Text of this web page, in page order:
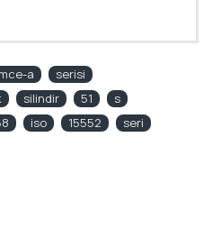
a
serisi
silindir 51
s
iso 15552
seri